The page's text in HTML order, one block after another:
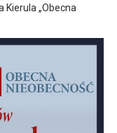
„Obecna